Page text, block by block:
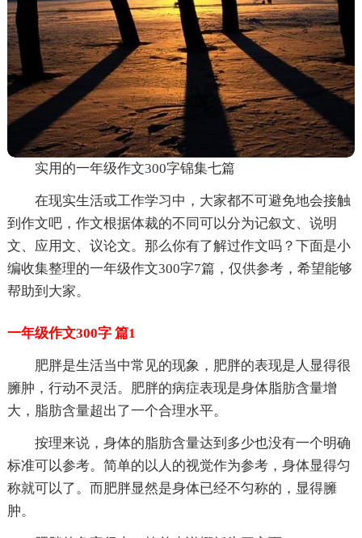
实用的一年级作文300字锦集七篇
在现实生活或工作学习中，大家都不可避免地会接触
到作文吧，作文根据体裁的不同可以分为记叙文、说明
文、应用文、议论文。那么你有了解过作文吗？下面是小
编收集整理的一年级作文300字7篇，仅供参考，希望能够
帮助到大家。
一年级作文300字 篇1
肥胖是生活当中常见的现象，肥胖的表现是人显得很
臃肿，行动不灵活。肥胖的病症表现是身体脂肪含量增
大，脂肪含量超出了一个合理水平。
按理来说，身体的脂肪含量达到多少也没有一个明确
标准可以参考。简单的以人的视觉作为参考，身体显得匀
称就可以了。而肥胖显然是身体已经不匀称的，显得臃
肿。